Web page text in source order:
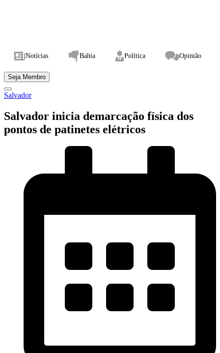
Notícias Bahia Política Opinião
Seja Membro
Salvador
Salvador inicia demarcação física dos
pontos de patinetes elétricos